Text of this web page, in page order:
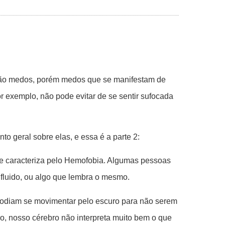
medos, porém medos que se manifestam de
não pode evitar de se sentir sufocada
geral sobre elas, e essa é a parte 2:
caracteriza pelo Hemofobia. Algumas pessoas
ou algo que lembra o mesmo.
se movimentar pelo escuro para não serem
nosso cérebro não interpreta muito bem o que